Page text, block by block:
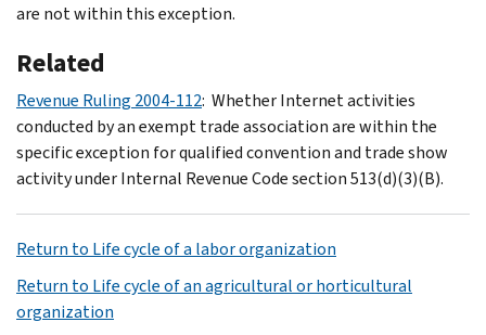
are not within this exception.
Related
Revenue Ruling 2004-112: Whether Internet activities
conducted by an exempt trade association are within the
specific exception for qualified convention and trade show
activity under Internal Revenue Code section 513(d)(3)(B).
Return to Life cycle of a labor organization
Return to Life cycle of an agricultural or horticultural
organization